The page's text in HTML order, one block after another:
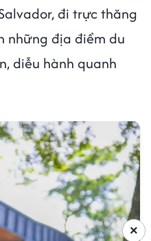
đi trực thăng
những địa điểm du
diễu hành quanh
×